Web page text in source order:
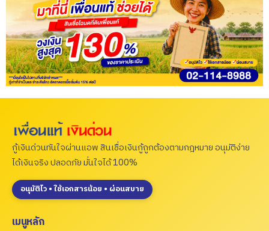
กู้เงินด่วนทันใจผ่านแอพ สินเชื่อเงินกู้ถูกต้องตามกฎหมาย อนุมัติง่าย
ได้เงินจริง ปลอดภัย มั่นใจได้ 100%
อนุมัติไว • ใช้เอกสารน้อย • ผ่อนสบาย
เมนูหลัก